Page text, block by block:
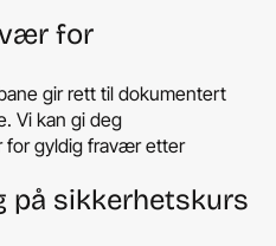
for
gir rett til dokumentert
Vi kan gi deg
for gyldig fravær etter
på sikkerhetskurs